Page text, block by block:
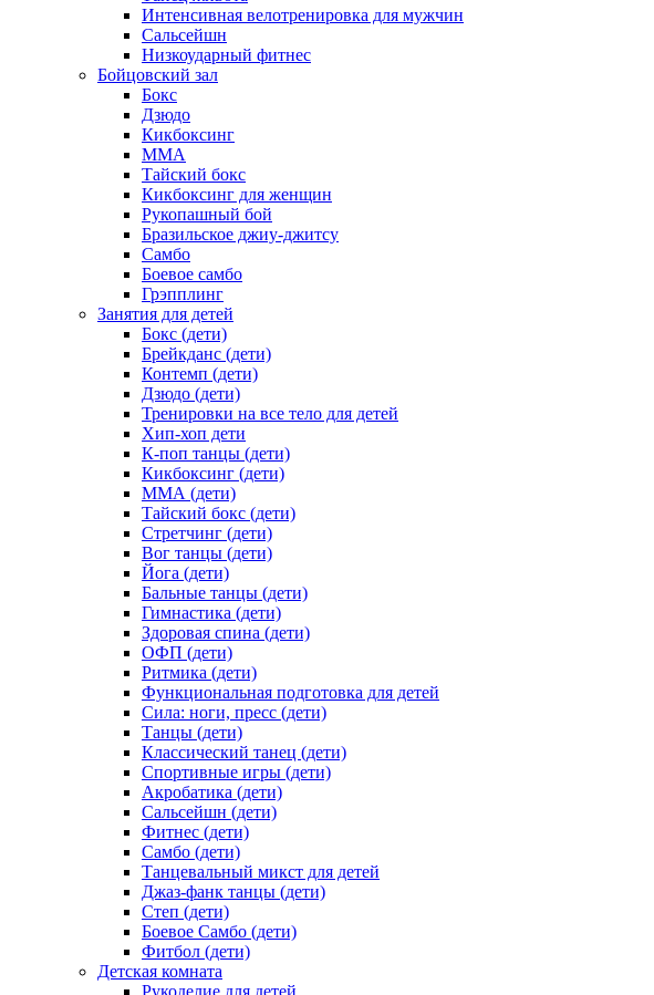
Интенсивная велотренировка для мужчин
Сальсейшн
Низкоударный фитнес
Бойцовский зал
Бокс
Дзюдо
Кикбоксинг
MMA
Тайский бокс
Кикбоксинг для женщин
Рукопашный бой
Бразильское джиу-джитсу
Самбо
Боевое самбо
Грэпплинг
Занятия для детей
Бокс (дети)
Брейкданс (дети)
Контемп (дети)
Дзюдо (дети)
Тренировки на все тело для детей
Хип-хоп дети
К-поп танцы (дети)
Кикбоксинг (дети)
ММА (дети)
Тайский бокс (дети)
Стретчинг (дети)
Вог танцы (дети)
Йога (дети)
Бальные танцы (дети)
Гимнастика (дети)
Здоровая спина (дети)
ОФП (дети)
Ритмика (дети)
Функциональная подготовка для детей
Сила: ноги, пресс (дети)
Танцы (дети)
Классический танец (дети)
Спортивные игры (дети)
Акробатика (дети)
Сальсейшн (дети)
Фитнес (дети)
Самбо (дети)
Танцевальный микст для детей
Джаз-фанк танцы (дети)
Степ (дети)
Боевое Самбо (дети)
Фитбол (дети)
Детская комната
Рукоделие для детей